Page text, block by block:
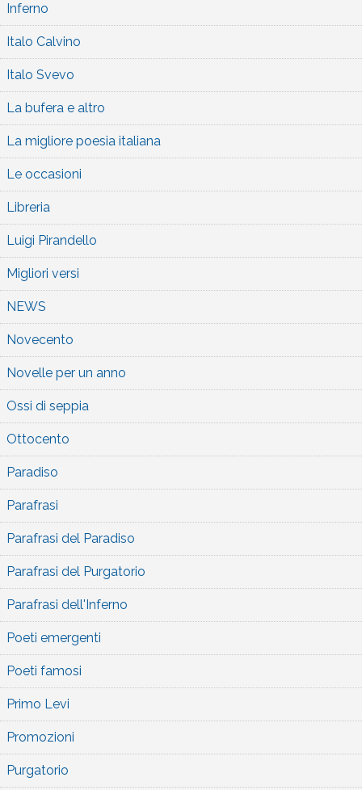
Inferno
Italo Calvino
Italo Svevo
La bufera e altro
La migliore poesia italiana
Le occasioni
Libreria
Luigi Pirandello
Migliori versi
NEWS
Novecento
Novelle per un anno
Ossi di seppia
Ottocento
Paradiso
Parafrasi
Parafrasi del Paradiso
Parafrasi del Purgatorio
Parafrasi dell'Inferno
Poeti emergenti
Poeti famosi
Primo Levi
Promozioni
Purgatorio